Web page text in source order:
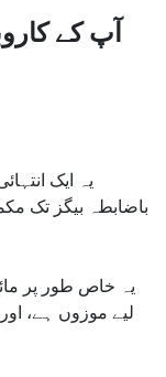
آپ کے
یہ ایک
باضابطہ بیگز تک
یہ خاص طور پر
لیے موزوں ہے،